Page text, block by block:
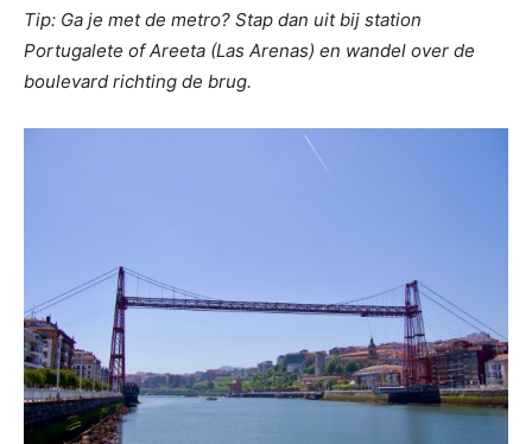
Tip: Ga je met de metro? Stap dan uit bij station
Portugalete of Areeta (Las Arenas) en wandel over de
boulevard richting de brug.